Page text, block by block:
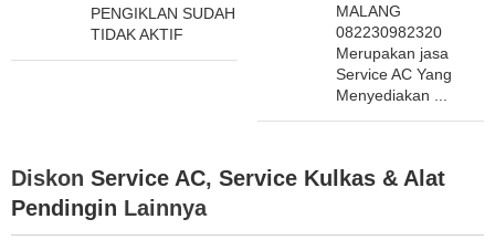
PENGIKLAN SUDAH
TIDAK AKTIF
MALANG
082230982320
Merupakan jasa
Service AC Yang
Menyediakan ...
Diskon Service AC, Service Kulkas & Alat
Pendingin Lainnya